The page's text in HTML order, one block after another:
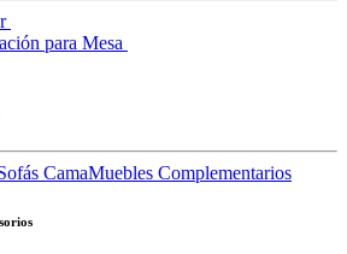
para Mesa
CamaMuebles Complementarios